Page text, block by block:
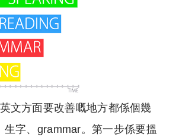
文方面要改善嘅地方都係個幾
生字、grammar。第一步係要搵